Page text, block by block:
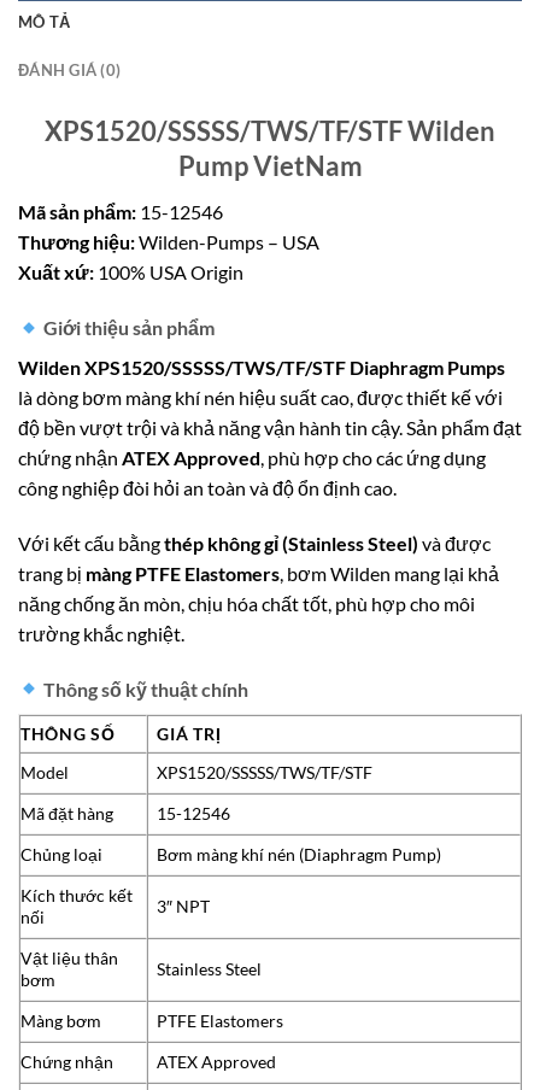
MÔ TẢ
ĐÁNH GIÁ (0)
XPS1520/SSSSS/TWS/TF/STF Wilden
Pump VietNam
Mã sản phẩm: 15-12546
Thương hiệu:Wilden-Pumps – USA
Xuất xứ: 100% USA Origin
Giới thiệu sản phẩm
Wilden XPS1520/SSSSS/TWS/TF/STF Diaphragm Pumps
là dòng bơm màng khí nén hiệu suất cao, được thiết kế với
độ bền vượt trội và khả năng vận hành tin cậy. Sản phẩm đạt
chứng nhận ATEX Approved, phù hợp cho các ứng dụng
công nghiệp đòi hỏi an toàn và độ ổn định cao.
Với kết cấu bằngthép không gỉ (Stainless Steel) và được
trang bị màng PTFE Elastomers, bơm Wilden mang lại khả
năng chống ăn mòn, chịu hóa chất tốt, phù hợp cho môi
trường khắc nghiệt.
Thông số kỹ thuật chính
THÔNG SỐ
GIÁ TRỊ
Model
XPS1520/SSSSS/TWS/TF/STF
Mã đặt hàng
15-12546
Chủng loại
Bơm màng khí nén (Diaphragm Pump)
Kích thước kết
nối
3″ NPT
Vật liệu thân
bơm
Stainless Steel
Màng bơm
PTFE Elastomers
Chứng nhận
ATEX Approved